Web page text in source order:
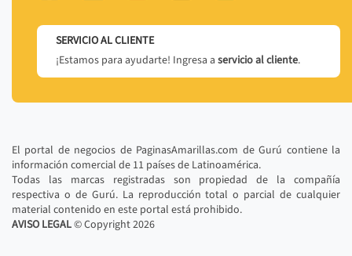
SERVICIO AL CLIENTE
¡Estamos para ayudarte! Ingresa a servicio al cliente.
El portal de negocios de PaginasAmarillas.com de Gurú contiene la
información comercial de 11 países de Latinoamérica.
Todas las marcas registradas son propiedad de la compañía
respectiva o de Gurú. La reproducción total o parcial de cualquier
material contenido en este portal está prohibido.
AVISO LEGAL© Copyright2026